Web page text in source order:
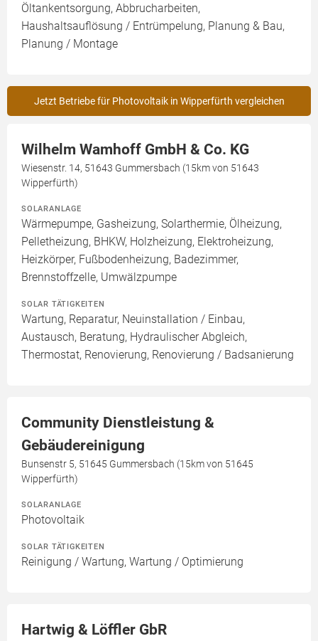
Öltankentsorgung, Abbrucharbeiten,
Haushaltsauflösung / Entrümpelung, Planung & Bau,
Planung / Montage
Jetzt Betriebe für Photovoltaik in Wipperfürth vergleichen
Wilhelm Wamhoff GmbH & Co. KG
Wiesenstr. 14, 51643 Gummersbach (15km von 51643
Wipperfürth)
SOLARANLAGE
Wärmepumpe, Gasheizung, Solarthermie, Ölheizung,
Pelletheizung, BHKW, Holzheizung, Elektroheizung,
Heizkörper, Fußbodenheizung, Badezimmer,
Brennstoffzelle, Umwälzpumpe
SOLAR TÄTIGKEITEN
Wartung, Reparatur, Neuinstallation / Einbau,
Austausch, Beratung, Hydraulischer Abgleich,
Thermostat, Renovierung, Renovierung / Badsanierung
Community Dienstleistung &
Gebäudereinigung
Bunsenstr 5, 51645 Gummersbach (15km von 51645
Wipperfürth)
SOLARANLAGE
Photovoltaik
SOLAR TÄTIGKEITEN
Reinigung / Wartung, Wartung / Optimierung
Hartwig & Löffler GbR